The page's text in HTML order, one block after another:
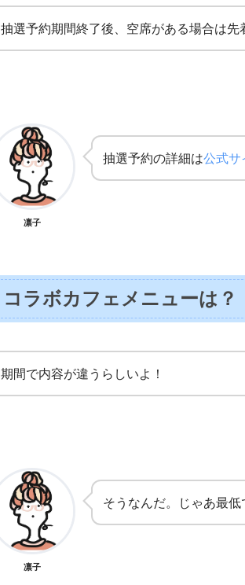
抽選予約期間終了後、空席がある場合は
凛子
抽選予約の詳細は公式サ
コラボカフェメニューは？
期間で内容が違うらしいよ！
凛子
そうなんだ。じゃあ最